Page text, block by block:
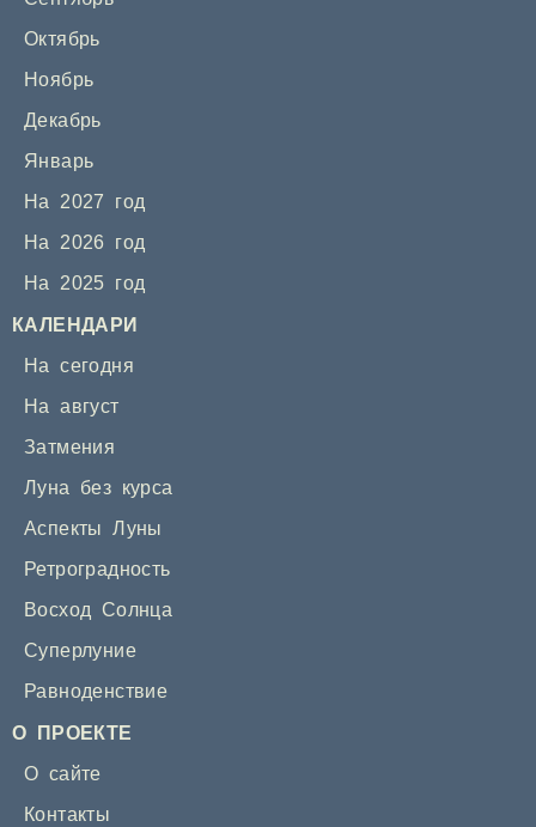
Октябрь
Ноябрь
Декабрь
Январь
На 2027 год
На 2026 год
На 2025 год
КАЛЕНДАРИ
На сегодня
На август
Затмения
Луна без курса
Аспекты Луны
Ретроградность
Восход Солнца
Суперлуние
Равноденствие
О ПРОЕКТЕ
О сайте
Контакты